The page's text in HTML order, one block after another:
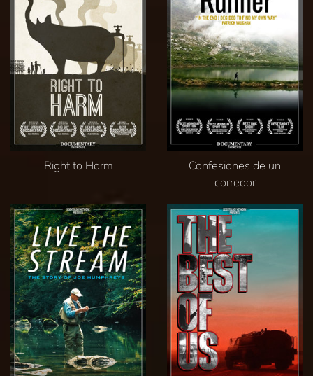
Right to Harm
Confesiones de un
corredor